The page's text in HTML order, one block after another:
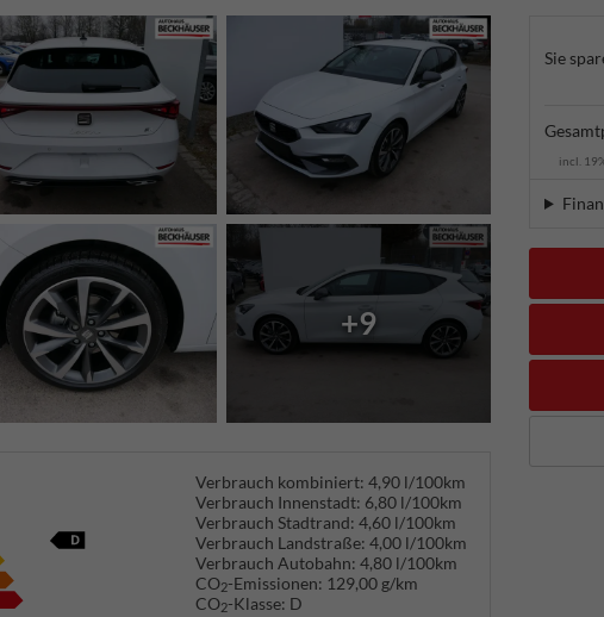
Sie
incl.
+9
Verbrauch kombiniert: 4,90 l/100km
Verbrauch Innenstadt: 6,80 l/100km
Verbrauch Stadtrand: 4,60 l/100km
Verbrauch Landstraße: 4,00 l/100km
Verbrauch Autobahn: 4,80 l/100km
CO2-Emissionen: 129,00 g/km
CO2-Klasse: D